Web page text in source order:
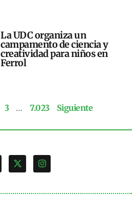
La UDC organiza un
campamento de ciencia y
creatividad para niños en
Ferrol
3 … 7.023 Siguiente